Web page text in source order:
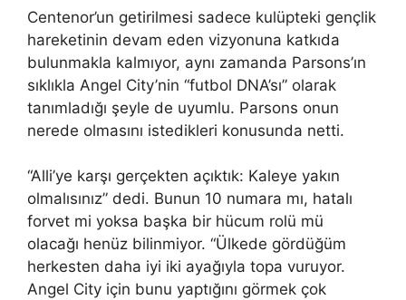
Centenor’un getirilmesi sadece kulüpteki gençlik
hareketinin devam eden vizyonuna katkıda
bulunmakla kalmıyor, aynı zamanda Parsons’ın
sıklıkla Angel City’nin “futbol DNA’sı” olarak
tanımladığı şeyle de uyumlu. Parsons onun
nerede olmasını istedikleri konusunda netti.
“Alli’ye karşı gerçekten açıktık: Kaleye yakın
olmalısınız” dedi. Bunun 10 numara mı, hatalı
forvet mi yoksa başka bir hücum rolü mü
olacağı henüz bilinmiyor. “Ülkede gördüğüm
herkesten daha iyi iki ayağıyla topa vuruyor.
Angel City için bunu yaptığını görmek çok